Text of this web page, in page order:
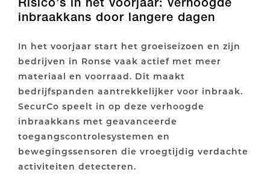
inbraakkans door langere dagen
In het voorjaar start het groeiseizoen en zijn
bedrijven in Ronse vaak actief met meer
materiaal en voorraad. Dit maakt
bedrijfspanden aantrekkelijker voor inbraak.
SecurCo speelt in op deze verhoogde
inbraakkans met geavanceerde
toegangscontrolesystemen en
bewegingssensoren die vroegtijdig verdachte
activiteiten detecteren.